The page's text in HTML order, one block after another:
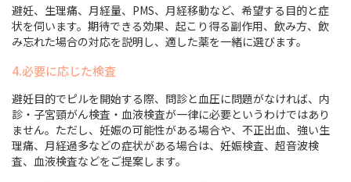
避妊、生理痛、月経量、PMS、月経移動など、希望する目的と症
状を伺います。期待できる効果、起こり得る副作用、飲み方、飲
み忘れた場合の対応を説明し、適した薬を一緒に選びます。
4.必要に応じた検査
避妊目的でピルを開始する際、問診と血圧に問題がなければ、内
診・子宮頸がん検査・血液検査が一律に必要というわけではあり
ません。ただし、妊娠の可能性がある場合や、不正出血、強い生
理痛、月経過多などの症状がある場合は、妊娠検査、超音波検
査、血液検査などをご提案します。